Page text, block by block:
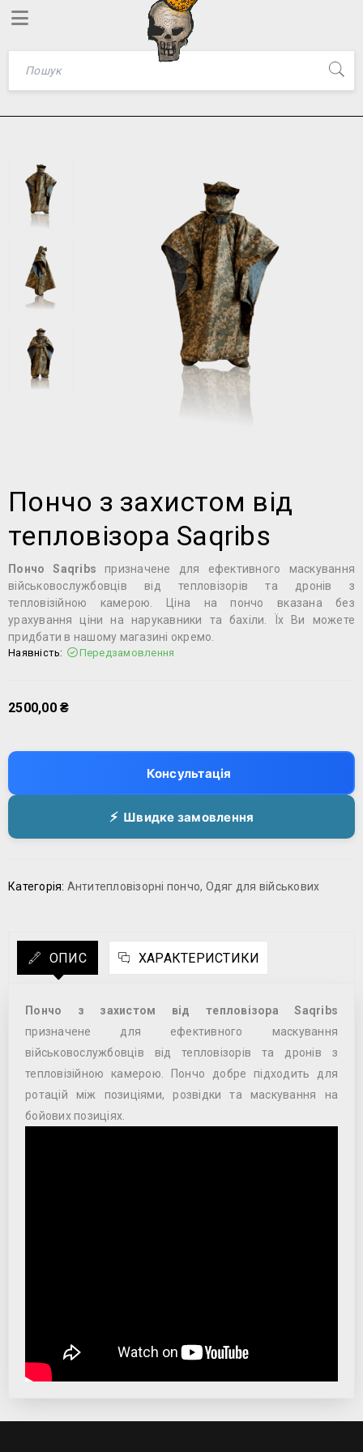
Пончо з захистом від
тепловізора Saqribs
Пончо Saqribs призначене для ефективного маскування
військовослужбовців від тепловізорів та дронів з
тепловізійною камерою. Ціна на пончо вказана без
урахування ціни на нарукавники та бахіли. Їх Ви можете
придбати в нашому магазині окремо.
Наявність: Передзамовлення
2500,00 ₴
Консультація
Швидке замовлення
Категорія: Антитепловізорні пончо, Одяг для військових
ОПИС ХАРАКТЕРИСТИКИ
Пончо з захистом від тепловізора Saqribs
призначене для ефективного маскування
військовослужбовців від тепловізорів та дронів з
тепловізійною камерою. Пончо добре підходить для
ротацій між позиціями, розвідки та маскування на
бойових позиціях.